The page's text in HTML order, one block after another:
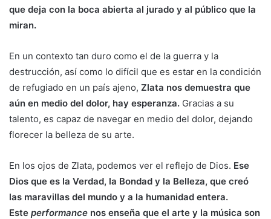
que deja con la boca abierta al jurado y al público que la
miran.
En un contexto tan duro como el de la guerra y la
destrucción, así como lo difícil que es estar en la condición
de refugiado en un país ajeno, Zlata nos demuestra que
aún en medio del dolor, hay esperanza. Gracias a su
talento, es capaz de navegar en medio del dolor, dejando
florecer la belleza de su arte.
En los ojos de Zlata, podemos ver el reflejo de Dios. Ese
Dios que es la Verdad, la Bondad y la Belleza, que creó
las maravillas del mundo y a la humanidad entera.
Este performance nos enseña que el arte y la música son